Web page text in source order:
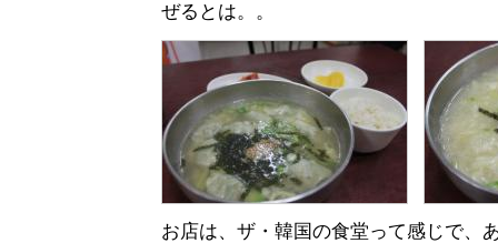
ぜるとは。。
お店は、ザ・韓国の食堂って感じで、